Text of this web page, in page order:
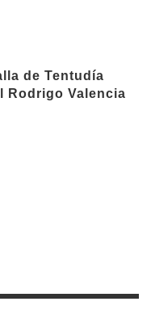
de Tentudía
Rodrigo Valencia